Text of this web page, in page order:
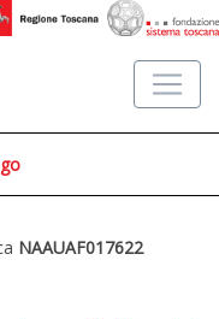
NAAUAF017622